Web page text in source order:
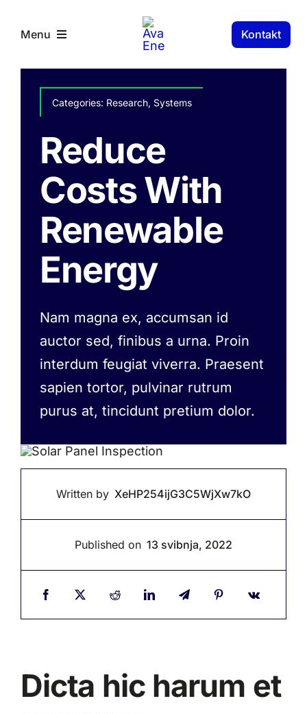
Menu
RS Components
Kontakt
Categories: Research, Systems
Reduce
Costs With
Renewable
Energy
Nam magna ex, accumsan id
auctor sed, finibus a urna. Proin
interdum feugiat viverra. Praesent
sapien tortor, pulvinar rutrum
purus at, tincidunt pretium dolor.
Written by XeHP254ijG3C5WjXw7kO
Published on 13 svibnja, 2022
Dicta hic harum et